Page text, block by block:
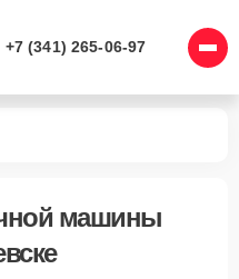
+7 (341) 265-06-97
машины